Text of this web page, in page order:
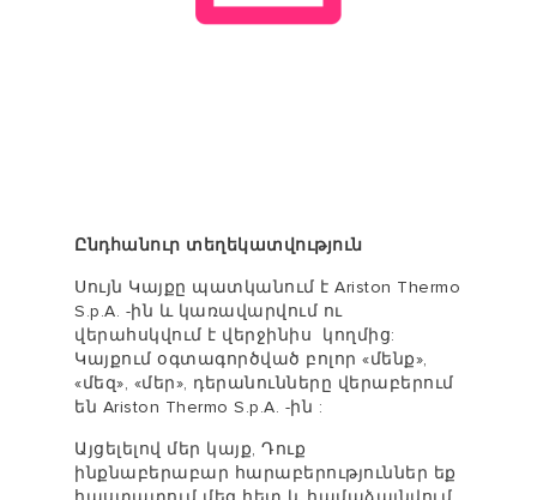
Ընդհանուր տեղեկատվություն
Սույն Կայքը պատկանում է Ariston Thermo
S.p.A. -ին և կառավարվում ու
վերահսկվում է վերջինիս կողմից:
Կայքում օգտագործված բոլոր «մենք»,
«մեզ», «մեր», դերանունները վերաբերում
են Ariston Thermo S.p.A. -ին :
Այցելելով մեր կայք, Դուք
ինքնաբերաբար հարաբերություններ եք